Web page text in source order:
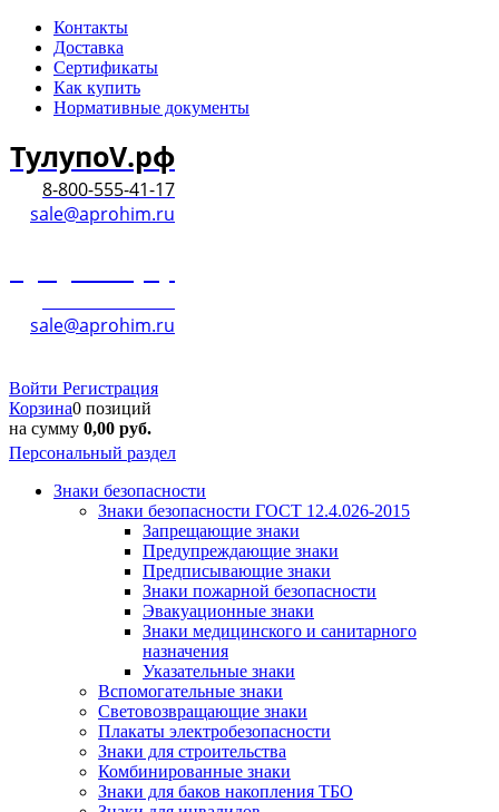
Контакты
Доставка
Сертификаты
Как купить
Нормативные документы
ТулупоV.рф
8-800-555-41-17
sale@aprohim.ru
sale@aprohim.ru
Войти Регистрация
Корзина0 позиций
на сумму 0,00 руб.
Персональный раздел
Знаки безопасности
Знаки безопасности ГОСТ 12.4.026-2015
Запрещающие знаки
Предупреждающие знаки
Предписывающие знаки
Знаки пожарной безопасности
Эвакуационные знаки
Знаки медицинского и санитарного
назначения
Указательные знаки
Вспомогательные знаки
Световозвращающие знаки
Плакаты электробезопасности
Знаки для строительства
Комбинированные знаки
Знаки для баков накопления ТБО